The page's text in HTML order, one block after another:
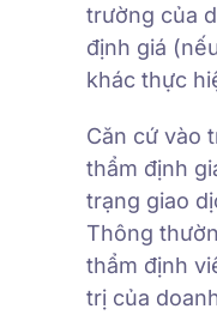
trường của
định giá
khác thực
Căn cứ vào
thẩm định
trạng giao
Thông
thẩm định
trị của